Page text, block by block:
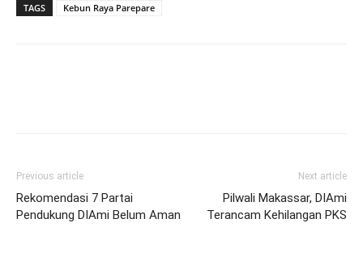
TAGS Kebun Raya Parepare
Previous article
Rekomendasi 7 Partai
Pendukung DIAmi Belum Aman
Next article
Pilwali Makassar, DIAmi
Terancam Kehilangan PKS